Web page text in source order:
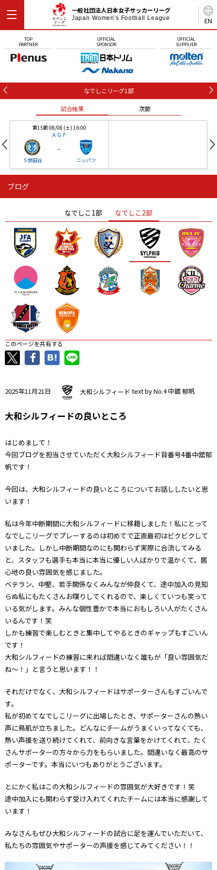
EN
一般社団法人日本女子サッカーリーグ
Japan Women's Football League
TOP
PARTNER
OFFICIAL
SPONSOR
OFFICIAL
SUPPLIER
なでしこリーグ1部
試合結果 次節
第15節 08/08 (土) 16:00
ＡＧＦ
Ｓ世田谷
-
ニッパツ
ニッパツ
ニッパツ 名古屋
石人の星
静岡 愛媛Ｌ
ブログ
なでしこ1部 なでしこ2部
このページを共有する
2025年11月21日 大和シルフィード text by No.4 中舘 郁帆
大和シルフィードの良いところ
はじめまして！
今回ブログを担当させていただく大和シルフィード背番号4番中舘郁
帆です！
今回は、大和シルフィードの良いところについてお話ししたいと思
います！
私は今年中断期間に大和シルフィードに移籍しました！私にとって
なでしこリーグでプレーするのは初めてで正直最初はビクビクして
いました。しかし中断期間なのにも関わらず実際に合流してみる
と、スタッフも選手も本当に本当に優しい人ばかりで温かくて、居
心地の良い雰囲気を感じました。
ベテラン、中堅、若手関係なくみんなが仲良くて、途中加入の見知
らぬ私にもたくさんお喋りしてくれるので、楽しくていつも笑って
いる気がします。みんな個性豊かで本当におもしろい人がたくさん
いるんです！笑
しかも練習で楽しむときと集中してやるときのギャップもすごいん
です！
大和シルフィードの練習に来れば間違いなく誰もが「良い雰囲気だ
ね〜！」と言うと思います！！
それだけでなく、大和シルフィードはサポーターさんもすごいんで
す。
私が初めてなでしこリーグに出場したとき、サポーターさんの熱い
声に鳥肌が立ちました。どんなにチームがうまくいってなくても、
熱い声援を送り続けてくれて、前向きな言葉をかけてくれて、たく
さんサポーターの方々から力をもらいました。間違いなく最高のサ
ポーターです。本当にいつもありがとうございます。
とにかく私はこの大和シルフィードの雰囲気が大好きです！笑
途中加入にも関わらず受け入れてくれたチームには本当に感謝して
います！
みなさんもぜひ大和シルフィードの試合に足を運んでいただいて、
私たちの雰囲気やサポーターの声援を感じてみてください！！